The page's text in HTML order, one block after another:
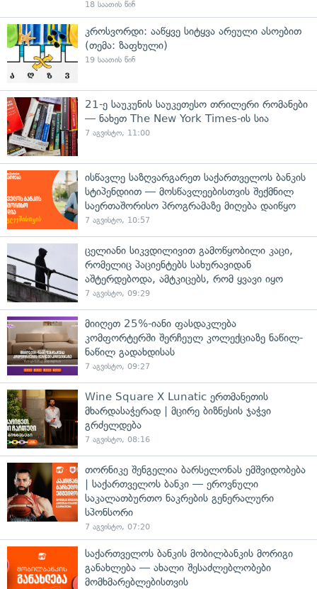
18 საათის წინ
კროსვორდი: ააწყვე სიტყვა არეული ასოებით
(თემა: ზაფხული)
19 საათის წინ
21-ე საუკუნის საუკეთესო თრილერი რომანები
— ნახეთ The New York Times-ის სია
7 აგვისტო, 11:00
ისწავლე საზღვარგარეთ საქართველოს ბანკის
სტიპენდიით — მოსწავლეებისთვის შექმნილ
საერთაშორისო პროგრამაზე მიღება დაიწყო
7 აგვისტო, 10:57
ცელიანი სიკვდილივით გამოწყობილი კაცი,
რომელიც პაციენტებს სახურავიდან
აშტერდებოდა, ამტკიცებს, რომ ყვავი იყო
7 აგვისტო, 09:29
მიიღეთ 25%-იანი ფასდაკლება
კომფორტერში შერჩეულ კოლექციაზე ნაწილ-
ნაწილ გადახდისას
7 აგვისტო, 09:27
Wine Square X Lunatic ერთმანეთის
მხარდასაჭერად | მცირე ბიზნესის ჯაჭვი
გრძელდება
7 აგვისტო, 08:16
თორნიკე შენგელია ბარსელონას ემშვიდობება
| საქართველოს ბანკი — ეროვნული
საკალათბურთო ნაკრების გენერალური
სპონსორი
7 აგვისტო, 07:20
საქართველოს ბანკის მობილბანკის მორიგი
განახლება — ახალი შესაძლებლობები
მომხმარებლებისთვის